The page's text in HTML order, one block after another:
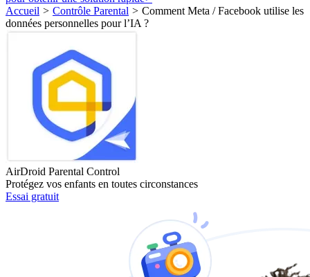
Accueil > Contrôle Parental > Comment Meta / Facebook utilise les
données personnelles pour l’IA ?
AirDroid Parental Control
Protégez vos enfants en toutes circonstances
Essai gratuit